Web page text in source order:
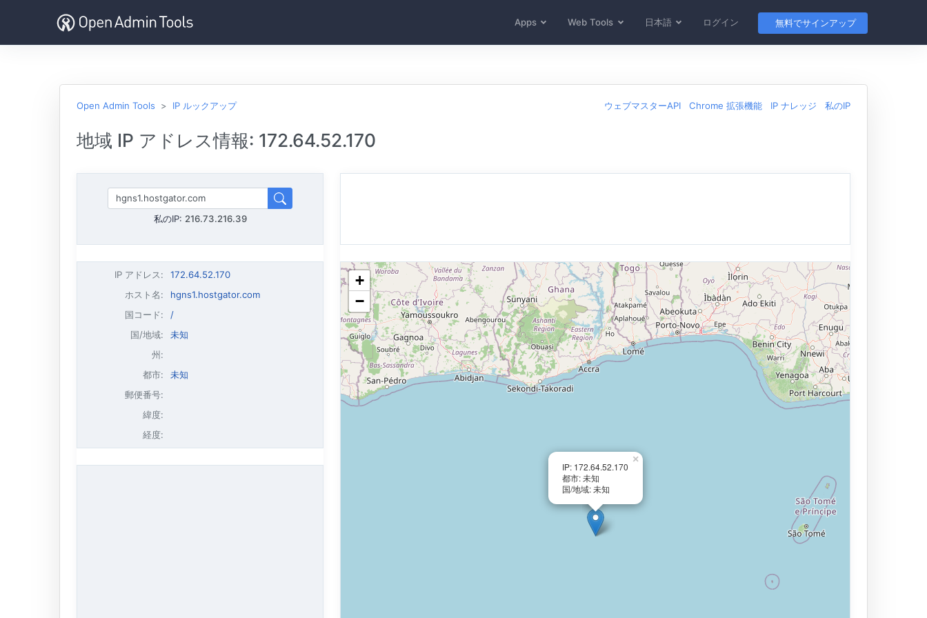
Apps Web Tools 日本語 ログイン 無料でサインアップ
Open Admin Tools IP ルックアップ ウェブマスターAPI Chrome 拡張機能 IP ナレッジ 私のIP
地域 IP アドレス情報: 172.64.52.170
私のIP: 216.73.216.39
IP アドレス:
172.64.52.170
ホスト名:
hgns1.hostgator.com
国コード:
/
国/地域:
未知
州:
都市:
未知
郵便番号:
緯度:
経度:
IP: 172.64.52.170
都市: 未知
国/地域: 未知
×
+
−